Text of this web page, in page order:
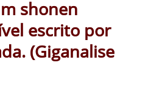
shonen
escrito por
(Giganalise